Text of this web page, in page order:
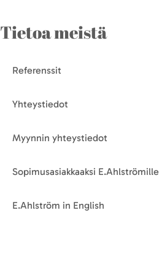
Tietoa meistä
Referenssit
Yhteystiedot
Myynnin yhteystiedot
Sopimusasiakkaaksi E.Ahlströmille
E.Ahlström in English